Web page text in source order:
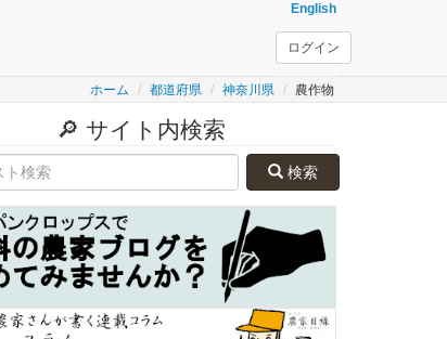
English
ログイン
ホーム 都道府県 神奈川県 農作物
🔎 サイト内検索
検索